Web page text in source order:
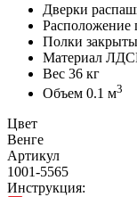
Дверки
Расположение
Полки
Материал
Вес 36 кг
Объем 0.1 м3
Цвет
Венге
Артикул
1001-5565
Инструкция: